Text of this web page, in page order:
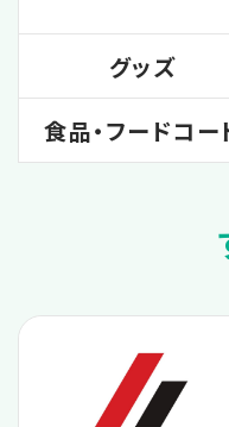
グッズ
食品・フードコー